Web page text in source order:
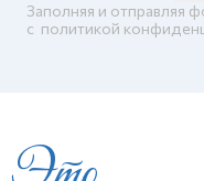
Заполняя и отправляя
c политикой